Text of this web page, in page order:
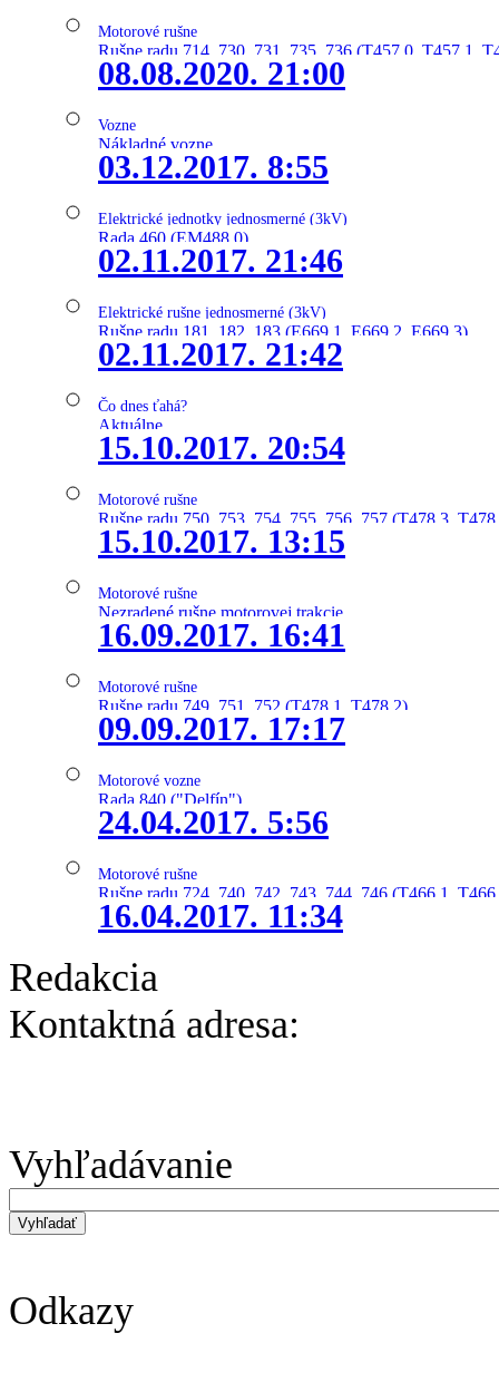
Motorové rušne
Rušne radu 714, 730, 731, 735, 736 (T457.0, T457.1,
08.08.2020. 21:00
Vozne
Nákladné vozne
03.12.2017. 8:55
Elektrické jednotky jednosmerné (3kV)
Rada 460 (EM488.0)
02.11.2017. 21:46
Elektrické rušne jednosmerné (3kV)
Rušne radu 181, 182, 183 (E669.1, E669.2, E669.3)
02.11.2017. 21:42
Čo dnes ťahá?
Aktuálne
15.10.2017. 20:54
Motorové rušne
Rušne radu 750, 753, 754, 755, 756, 757 (T478.3,
15.10.2017. 13:15
Motorové rušne
Nezradené rušne motorovej trakcie
16.09.2017. 16:41
Motorové rušne
Rušne radu 749, 751, 752 (T478.1, T478.2)
09.09.2017. 17:17
Motorové vozne
Rada 840 ("Delfín")
24.04.2017. 5:56
Motorové rušne
Rušne radu 724, 740, 742, 743, 744, 746 (T466.1,
16.04.2017. 11:34
Redakcia
Kontaktná adresa:
Vyhľadávanie
Odkazy